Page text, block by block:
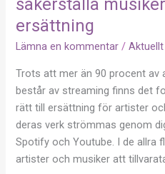
säkerställa
ersättning
Lämna en kommentar /Aktuellt
Trots att mer än 90 procent av
består av streaming finns det
rätt till ersättning för artister
deras verk strömmas genom
Spotify och Youtube. I de allra
artister och musiker att
ersättningsrätt
för
att
musikers
ersättning